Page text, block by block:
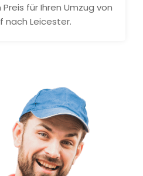
für Ihren Umzug von
nach Leicester.